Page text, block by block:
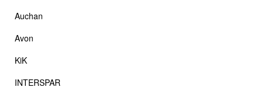
Auchan
Avon
KiK
INTERSPAR